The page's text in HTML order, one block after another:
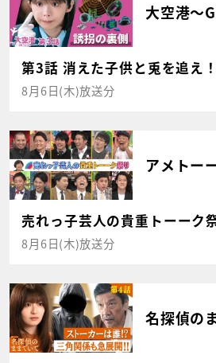
大空港～
第3話 消えた子供と兎を追え！
8月6日(木)放送分
アメトー
売れっ子芸人の貴重トーーク
8月6日(木)放送分
名探偵の